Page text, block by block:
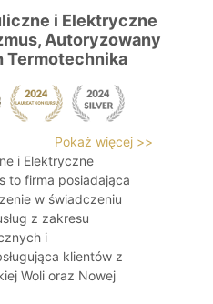
i Elektryczne
Autoryzowany
Termotechnika
Pokaż więcej >>
i Elektryczne
to firma posiadająca
w świadczeniu
z zakresu
i
klientów z
Woli oraz Nowej